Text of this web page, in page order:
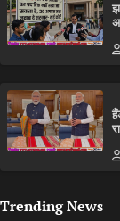
Trending News